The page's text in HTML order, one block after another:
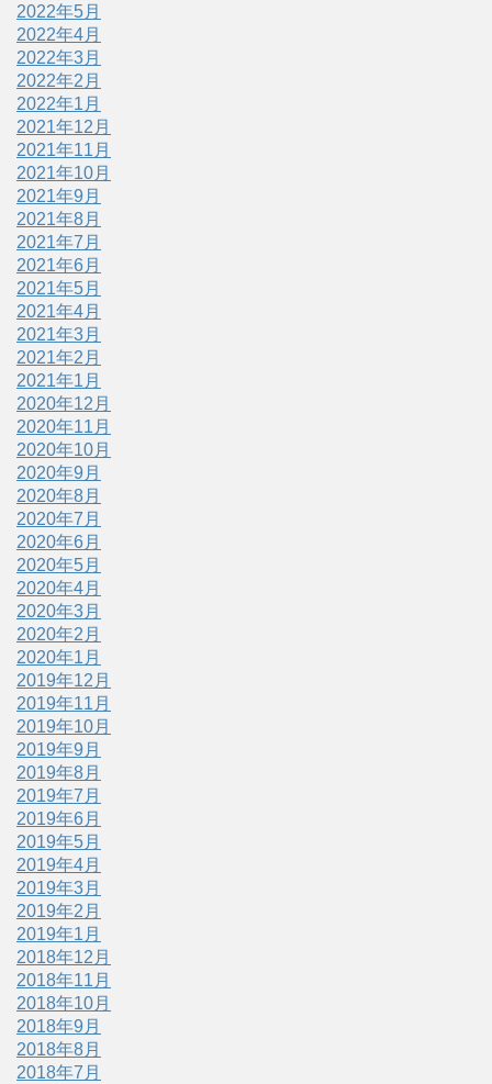
2022年5月
2022年4月
2022年3月
2022年2月
2022年1月
2021年12月
2021年11月
2021年10月
2021年9月
2021年8月
2021年7月
2021年6月
2021年5月
2021年4月
2021年3月
2021年2月
2021年1月
2020年12月
2020年11月
2020年10月
2020年9月
2020年8月
2020年7月
2020年6月
2020年5月
2020年4月
2020年3月
2020年2月
2020年1月
2019年12月
2019年11月
2019年10月
2019年9月
2019年8月
2019年7月
2019年6月
2019年5月
2019年4月
2019年3月
2019年2月
2019年1月
2018年12月
2018年11月
2018年10月
2018年9月
2018年8月
2018年7月